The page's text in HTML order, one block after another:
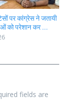
पर कांग्रेस ने जतायी
को परेशान कर ...
fields are